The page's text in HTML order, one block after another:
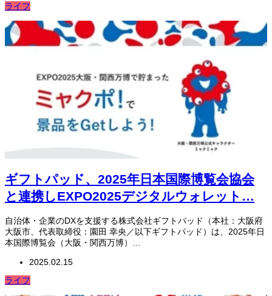
ライフ
ギフトパッド、2025年日本国際博覧会協会
と連携しEXPO2025デジタルウォレット…
自治体・企業のDXを支援する株式会社ギフトパッド（本社：大阪府
大阪市、代表取締役：園田 幸央／以下ギフトパッド）は、2025年日
本国際博覧会（大阪・関西万博）…
2025.02.15
ライフ